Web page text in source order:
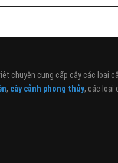
chuyên cung cấp cây các loại
, cây cảnh phong thủy, các loại